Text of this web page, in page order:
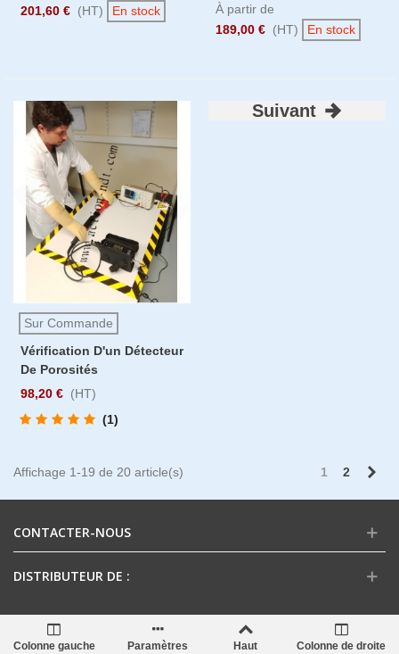
201,60 € (HT) En stock
À partir de
189,00 € (HT) En stock
Sur Commande
Vérification D'un Détecteur
De Porosités
98,20 € (HT)
(1)
Suivant
Affichage 1-19 de 20 article(s) 1 2
CONTACTER-NOUS
DISTRIBUTEUR DE :
Colonne gauche Paramètres Haut Colonne de droite